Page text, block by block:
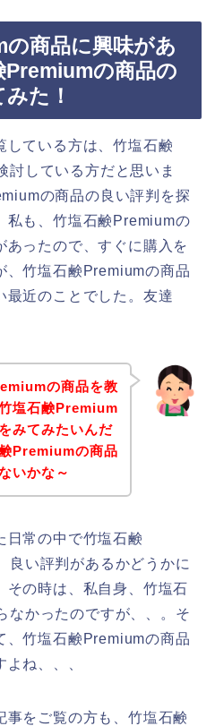
商品に興味があ
Premiumの商品の
た！
している方は、竹塩石鹸
討している方だと思いま
の商品の良い評判を探
私も、竹塩石鹸Premiumの
あったので、すぐに購入を
、竹塩石鹸Premiumの商品
最近のことでした。友達
の商品を教
塩石鹸Premium
みてみたいんだ
Premiumの商品
いかな～
日常の中で竹塩石鹸
良い評判があるかどうかに
その時は、私自身、竹塩石
なかったのですが、、。そ
、竹塩石鹸Premiumの商品
ね、、、
事をご覧の方も、竹塩石鹸